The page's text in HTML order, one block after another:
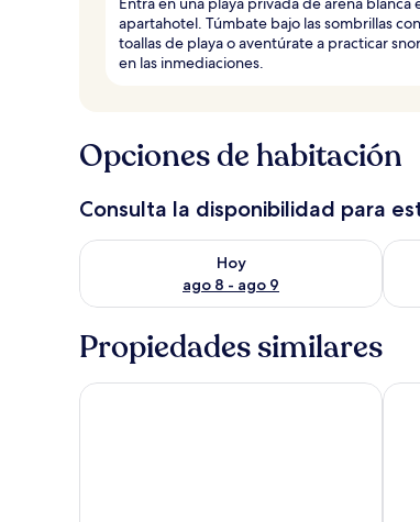
apartahotel. Túmbate bajo las sombrillas
toallas de playa o aventúrate a practicar
en las inmediaciones.
Opciones de habitación
Consulta la disponibilidad para
Hoy
ago 8 - ago 9
Consulta la disponibilidad para hoy ago 8 -
Propiedades similares
Villas of the Galleon The